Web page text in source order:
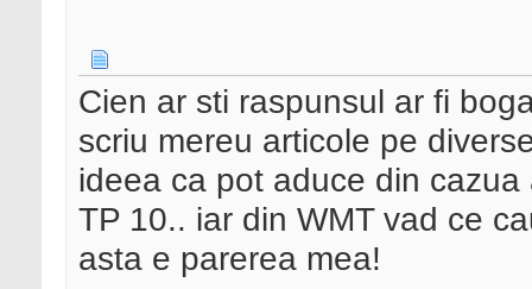
Cien ar sti raspunsul ar fi
scriu mereu articole pe
ideea ca pot aduce din
TP 10.. iar din WMT vad ce
asta e parerea mea!